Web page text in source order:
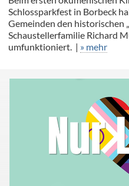
Schlossparkfest in Borbeck
Gemeinden den historischen
Schaustellerfamilie Richard
umfunktioniert. | » mehr